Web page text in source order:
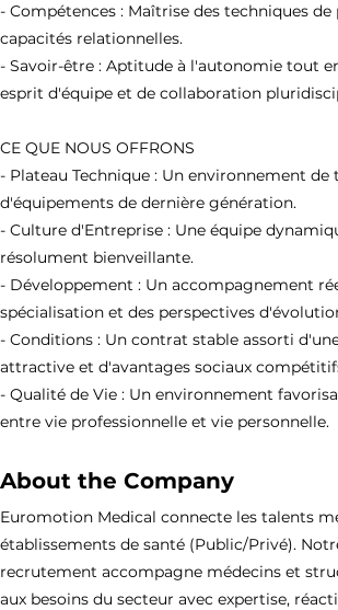
- Compétences : Maîtrise des techniques
capacités relationnelles.
- Savoir-être : Aptitude à l'autonomie tout
esprit d'équipe et de collaboration
CE QUE NOUS OFFRONS
- Plateau Technique : Un environnement
d'équipements de dernière génération.
- Culture d'Entreprise : Une équipe
résolument bienveillante.
- Développement : Un accompagnement
spécialisation et des perspectives
- Conditions : Un contrat stable assorti
attractive et d'avantages sociaux
- Qualité de Vie : Un environnement
entre vie professionnelle et vie personnelle.
About the Company
Euromotion Medical connecte les talents
établissements de santé (Public/Privé).
recrutement accompagne médecins et
aux besoins du secteur avec expertise,